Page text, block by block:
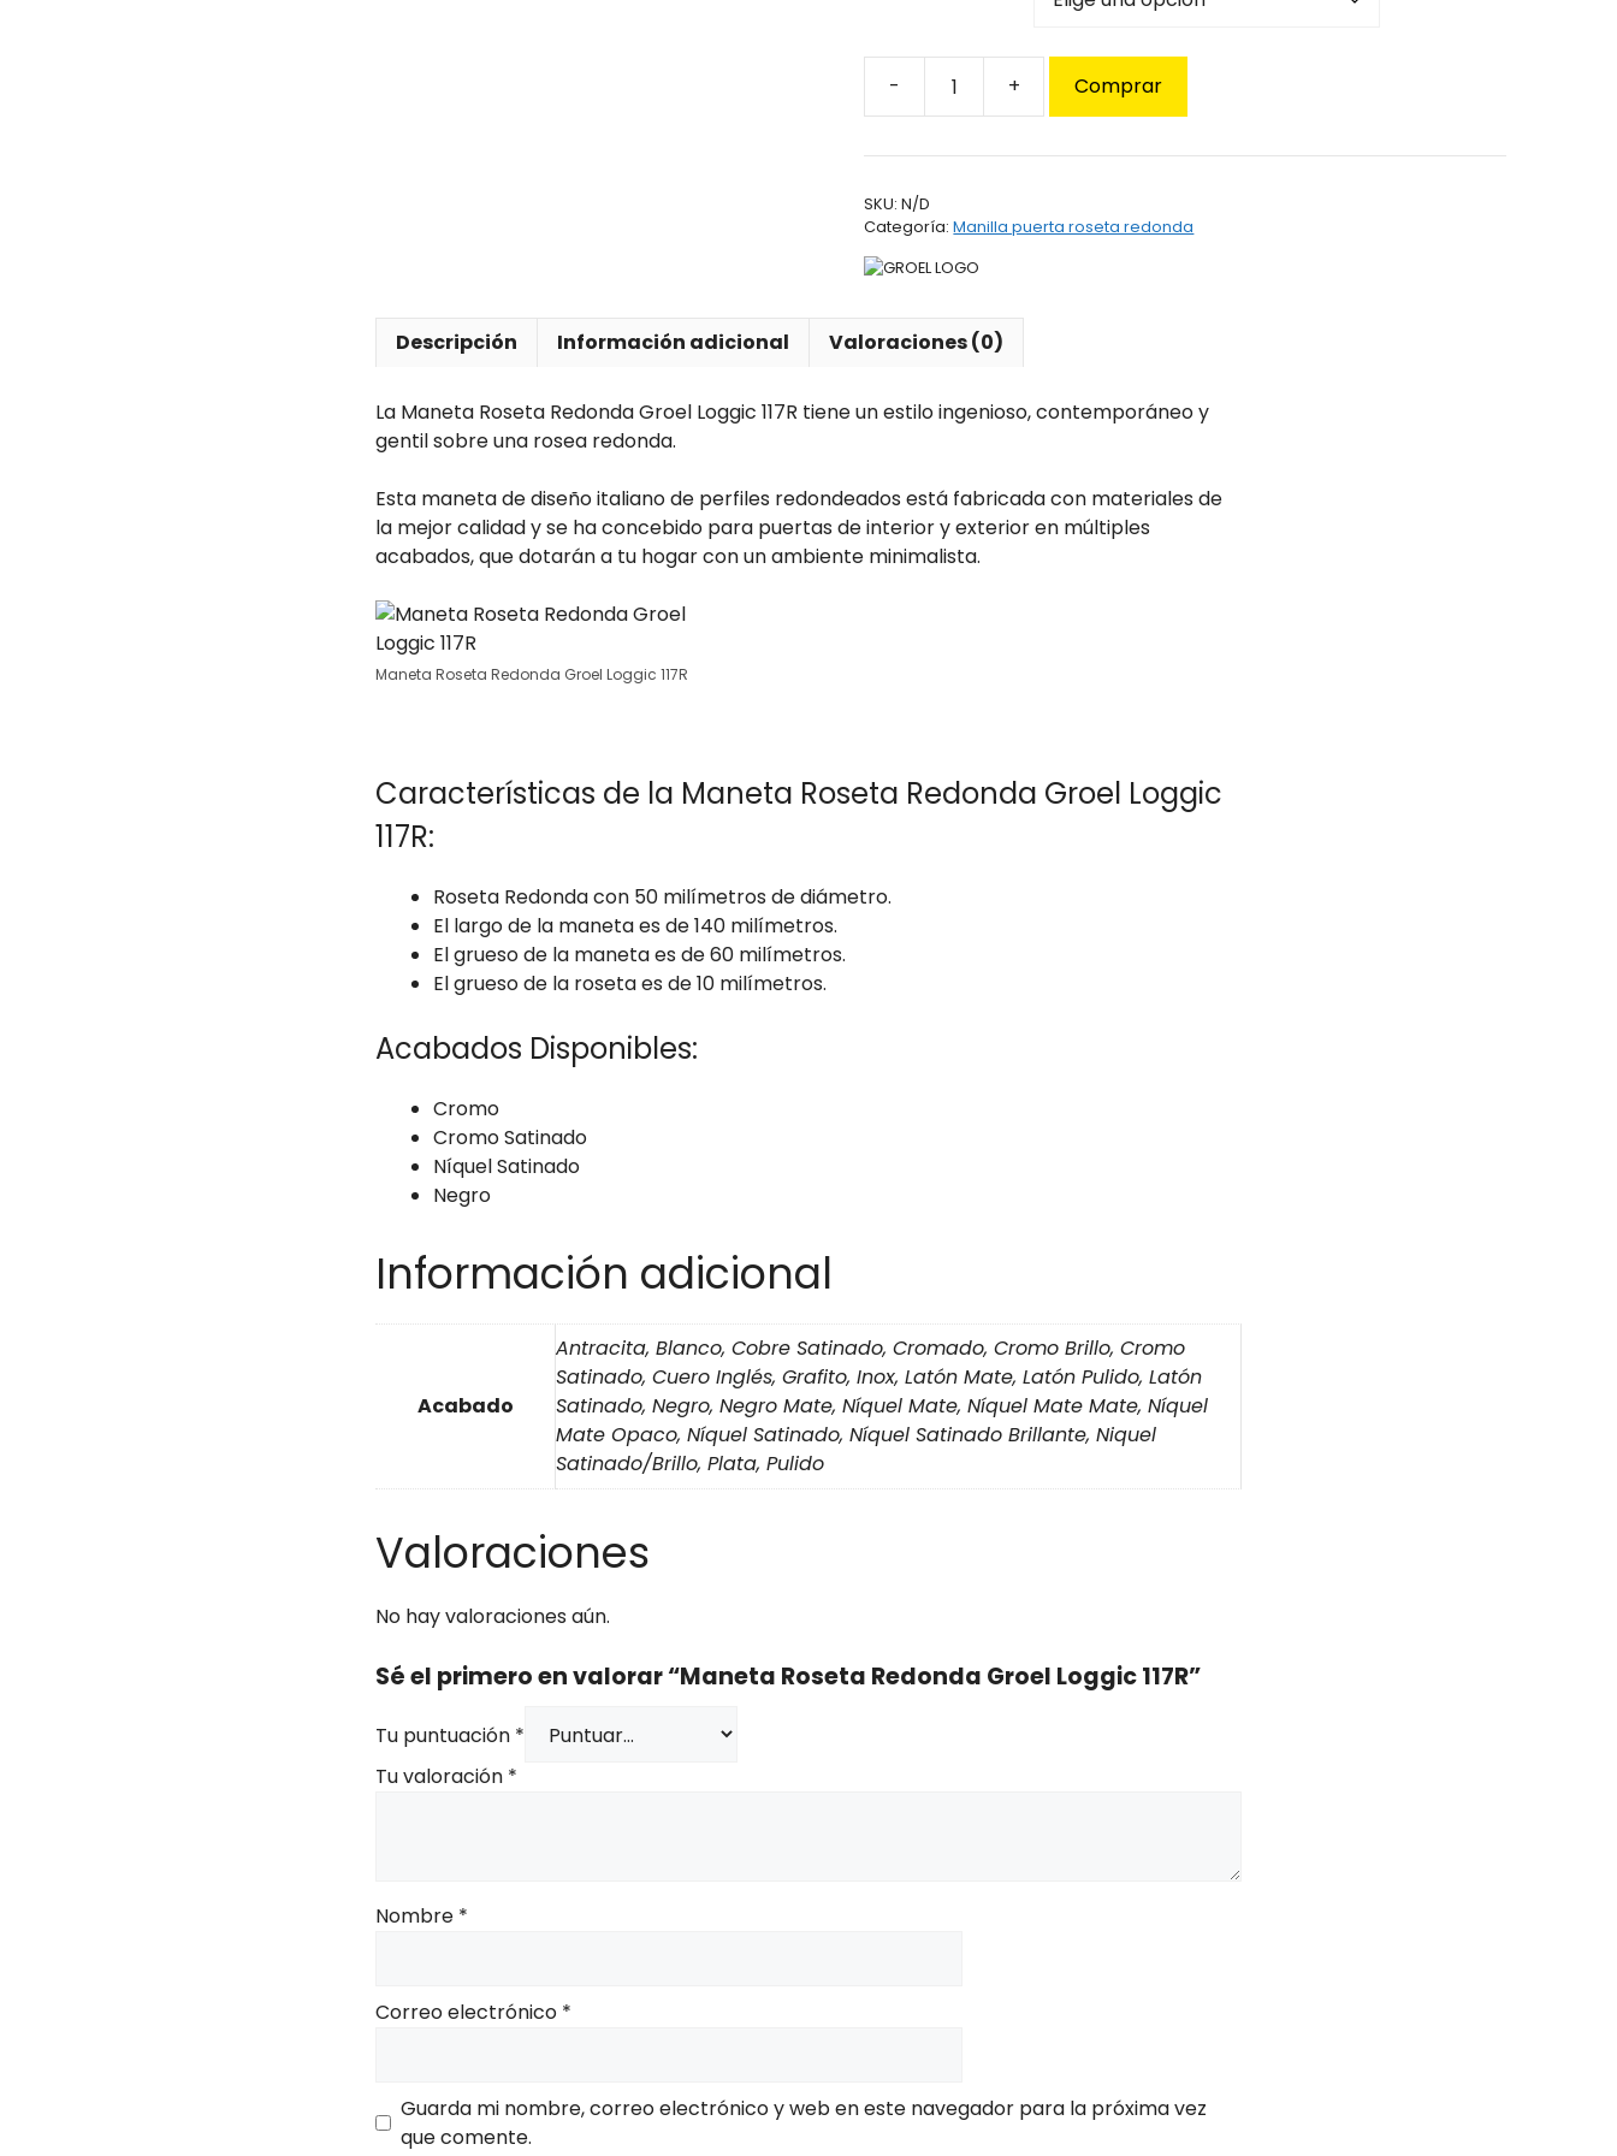
Redonda
Loggic
cantidad
Comprar
SKU:N/D
Categoría:Manilla puerta roseta redonda
Descripción Información adicional Valoraciones (0)
La Maneta Roseta Redonda Groel Loggic 117R tiene un estilo ingenioso, contemporáneo y
gentil sobre una rosea redonda.
Esta maneta de diseño italiano de perfiles redondeados está fabricada con materiales de
la mejor calidad y se ha concebido para puertas de interior y exterior en múltiples
acabados, que dotarán a tu hogar con un ambiente minimalista.
Maneta Roseta Redonda Groel Loggic 117R
Características de la Maneta Roseta Redonda Groel Loggic
117R:
Roseta Redonda con 50 milímetros de diámetro.
El largo de la maneta es de 140 milímetros.
El grueso de la maneta es de 60 milímetros.
El grueso de la roseta es de 10 milímetros.
Acabados Disponibles:
Cromo
Cromo Satinado
Níquel Satinado
Negro
Información adicional
Acabado
Antracita, Blanco, Cobre Satinado, Cromado, Cromo Brillo, Cromo
Satinado, Cuero Inglés, Grafito, Inox, Latón Mate, Latón Pulido, Latón
Satinado, Negro, Negro Mate, Níquel Mate, Níquel Mate Mate, Níquel
Mate Opaco, Níquel Satinado, Níquel Satinado Brillante, Niquel
Satinado/Brillo, Plata, Pulido
Valoraciones
No hay valoraciones aún.
Sé el primero en valorar “Maneta Roseta Redonda Groel Loggic 117R”
Tu puntuación *
Tu valoración *
Nombre *
Correo electrónico *
Guarda mi nombre, correo electrónico y web en este navegador para la próxima vez
que comente.